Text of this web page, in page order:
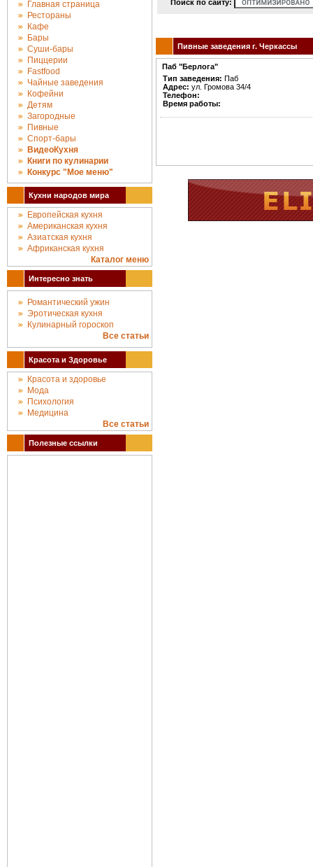
Главная страница
Рестораны
Кафе
Бары
Суши-бары
Пиццерии
Fastfood
Чайные заведения
Кофейни
Детям
Загородные
Пивные
Спорт-бары
ВидеоКухня
Книги по кулинарии
Конкурc "Мое меню"
Кухни народов мира
Европейская кухня
Американская кухня
Азиатская кухня
Африканская кухня
Каталог меню
Интересно знать
Романтический ужин
Эротическая кухня
Кулинарный гороскоп
Все статьи
Красота и Здоровье
Красота и здоровье
Мода
Психология
Медицина
Все статьи
Полезные ссылки
Поиск по сайту:
Пивные заведения г. Черкассы
Паб "Берлога"
Тип заведения: Паб
Адрес: ул. Громова 34/4
Телефон:
Время работы: